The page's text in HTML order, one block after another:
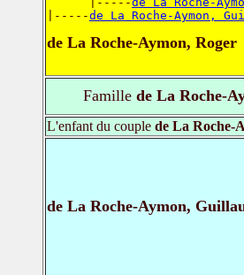
|-----de La Roche-Aymon,
de La Roche-Aymon, Roger
Famille de La Roche-
L'enfant du couple de La Roche-
de La Roche-Aymon,